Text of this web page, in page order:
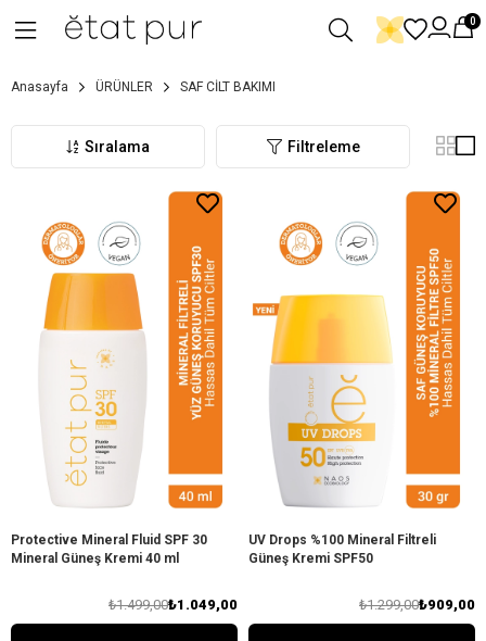
0
Anasayfa ÜRÜNLER SAF CİLT BAKIMI
Filtreleme
Sıralama
Protective Mineral Fluid SPF 30
Mineral Güneş Kremi 40 ml
₺1.049,00
₺1.499,00
UV Drops %100 Mineral Filtreli
Güneş Kremi SPF50
₺909,00
₺1.299,00